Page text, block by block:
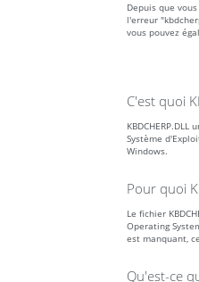
Depuis que
l'erreur
vous pouvez
C'est quoi
Système
Windows.
Pour quoi
Le fichier
Operating
est manquant,
Qu'est-ce